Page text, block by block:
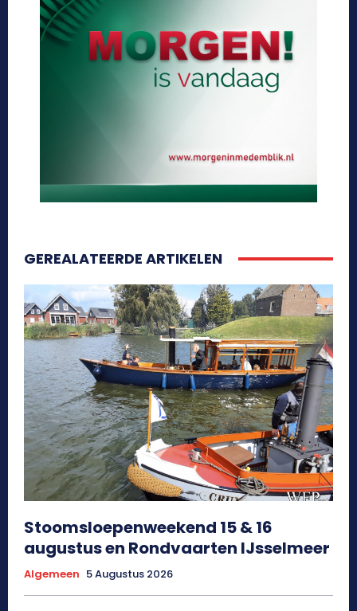
GEREALATEERDE ARTIKELEN
Stoomsloepenweekend 15 & 16
augustus en Rondvaarten IJsselmeer
Algemeen 5 Augustus 2026